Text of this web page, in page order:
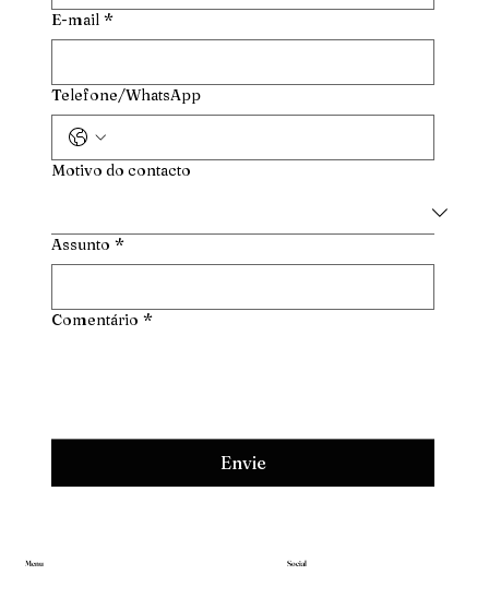
Menu Social
E-mail *
Telefone/WhatsApp
Motivo do contacto
Assunto *
Comentário *
Envie